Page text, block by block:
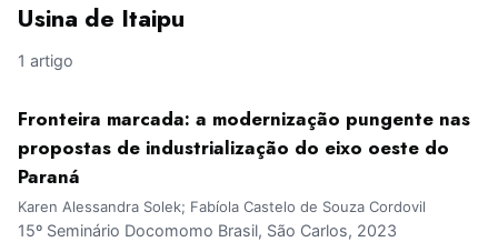
Usina de Itaipu
1 artigo
Fronteira marcada: a modernização pungente nas
propostas de industrialização do eixo oeste do
Paraná
Karen Alessandra Solek; Fabíola Castelo de Souza Cordovil
15º Seminário Docomomo Brasil, São Carlos, 2023